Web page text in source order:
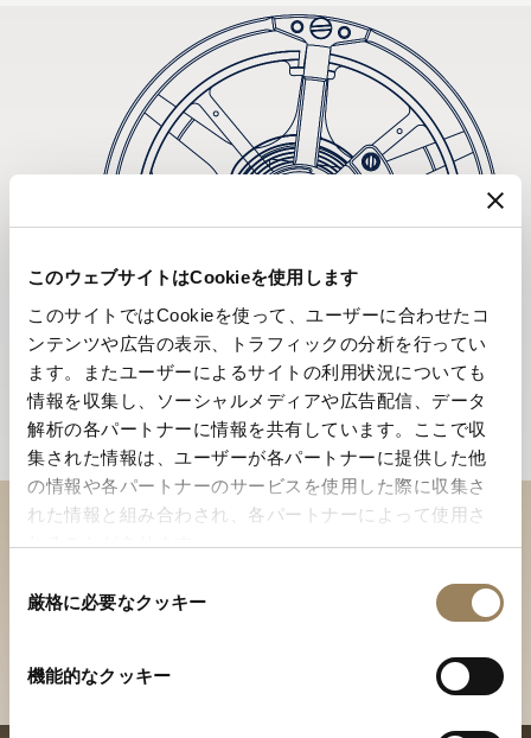
このウェブサイトはCookieを使用します
このサイトではCookieを使って、ユーザーに合わせたコ
ンテンツや広告の表示、トラフィックの分析を行ってい
ます。またユーザーによるサイトの利用状況についても
情報を収集し、ソーシャルメディアや広告配信、データ
解析の各パートナーに情報を共有しています。ここで収
集された情報は、ユーザーが各パートナーに提供した他
の情報や各パートナーのサービスを使用した際に収集さ
れた情報と組み合わされ、各パートナーによって使用さ
れることがあります。
厳格に必要なクッキー
機能的なクッキー
ブティックでコレクションを
ご覧ください